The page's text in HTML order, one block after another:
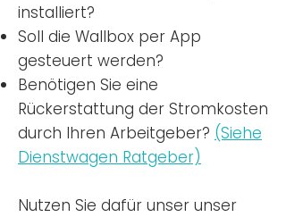
installiert?
Soll die Wallbox per App
gesteuert werden?
Benötigen Sie eine
Rückerstattung der Stromkosten
durch Ihren Arbeitgeber? (Siehe
Dienstwagen Ratgeber)
Nutzen Sie dafür unser unser